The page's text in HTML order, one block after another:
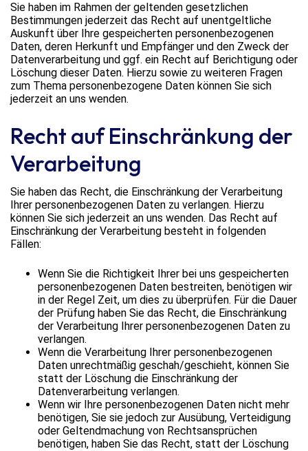
Sie haben im Rahmen der geltenden gesetzlichen
Bestimmungen jederzeit das Recht auf unentgeltliche
Auskunft über Ihre gespeicherten personenbezogenen
Daten, deren Herkunft und Empfänger und den Zweck der
Datenverarbeitung und ggf. ein Recht auf Berichtigung oder
Löschung dieser Daten. Hierzu sowie zu weiteren Fragen
zum Thema personenbezogene Daten können Sie sich
jederzeit an uns wenden.
Recht auf Einschränkung der
Verarbeitung
Sie haben das Recht, die Einschränkung der Verarbeitung
Ihrer personenbezogenen Daten zu verlangen. Hierzu
können Sie sich jederzeit an uns wenden. Das Recht auf
Einschränkung der Verarbeitung besteht in folgenden
Fällen:
Wenn Sie die Richtigkeit Ihrer bei uns gespeicherten
personenbezogenen Daten bestreiten, benötigen wir
in der Regel Zeit, um dies zu überprüfen. Für die Dauer
der Prüfung haben Sie das Recht, die Einschränkung
der Verarbeitung Ihrer personenbezogenen Daten zu
verlangen.
Wenn die Verarbeitung Ihrer personenbezogenen
Daten unrechtmäßig geschah/geschieht, können Sie
statt der Löschung die Einschränkung der
Datenverarbeitung verlangen.
Wenn wir Ihre personenbezogenen Daten nicht mehr
benötigen, Sie sie jedoch zur Ausübung, Verteidigung
oder Geltendmachung von Rechtsansprüchen
benötigen, haben Sie das Recht, statt der Löschung